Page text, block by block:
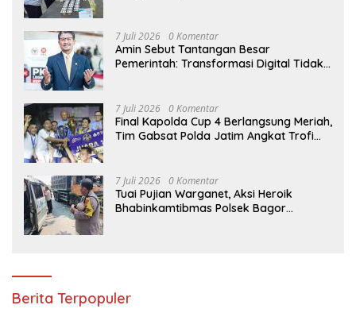
7 Juli 2026 0 Komentar
Amin Sebut Tantangan Besar
Pemerintah: Transformasi Digital Tidak
7 Juli 2026 0 Komentar
Final Kapolda Cup 4 Berlangsung Meriah,
Tim Gabsat Polda Jatim Angkat Trofi
7 Juli 2026 0 Komentar
Tuai Pujian Warganet, Aksi Heroik
Bhabinkamtibmas Polsek Bagor
Berita Terpopuler